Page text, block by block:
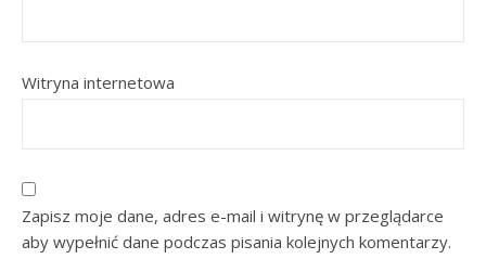
Witryna internetowa
Zapisz moje dane, adres e-mail i witrynę w przeglądarce
aby wypełnić dane podczas pisania kolejnych komentarzy.